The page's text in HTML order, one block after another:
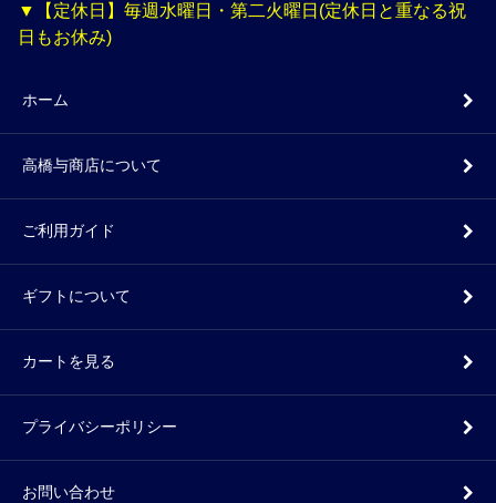
▼【定休日】毎週水曜日・第二火曜日(定休日と重なる祝
日もお休み)
ホーム
高橋与商店について
ご利用ガイド
ギフトについて
カートを見る
プライバシーポリシー
お問い合わせ